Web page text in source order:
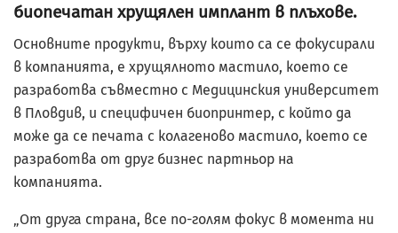
биопечатан хрущялен имплант в плъхове.
Основните продукти, върху които са се фокусирали
в компанията, е хрущялното мастило, което се
разработва съвместно с Медицинския университет
в Пловдив, и специфичен биопринтер, с който да
може да се печата с колагеново мастило, което се
разработва от друг бизнес партньор на
компанията.
„От друга страна, все по-голям фокус в момента ни